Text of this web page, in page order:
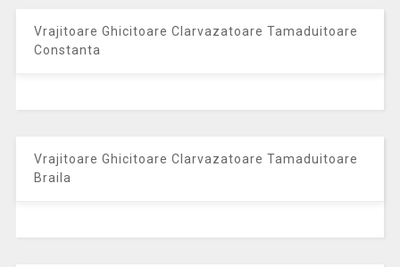
Vrajitoare Ghicitoare Clarvazatoare Tamaduitoare
Constanta
Vrajitoare Ghicitoare Clarvazatoare Tamaduitoare
Braila